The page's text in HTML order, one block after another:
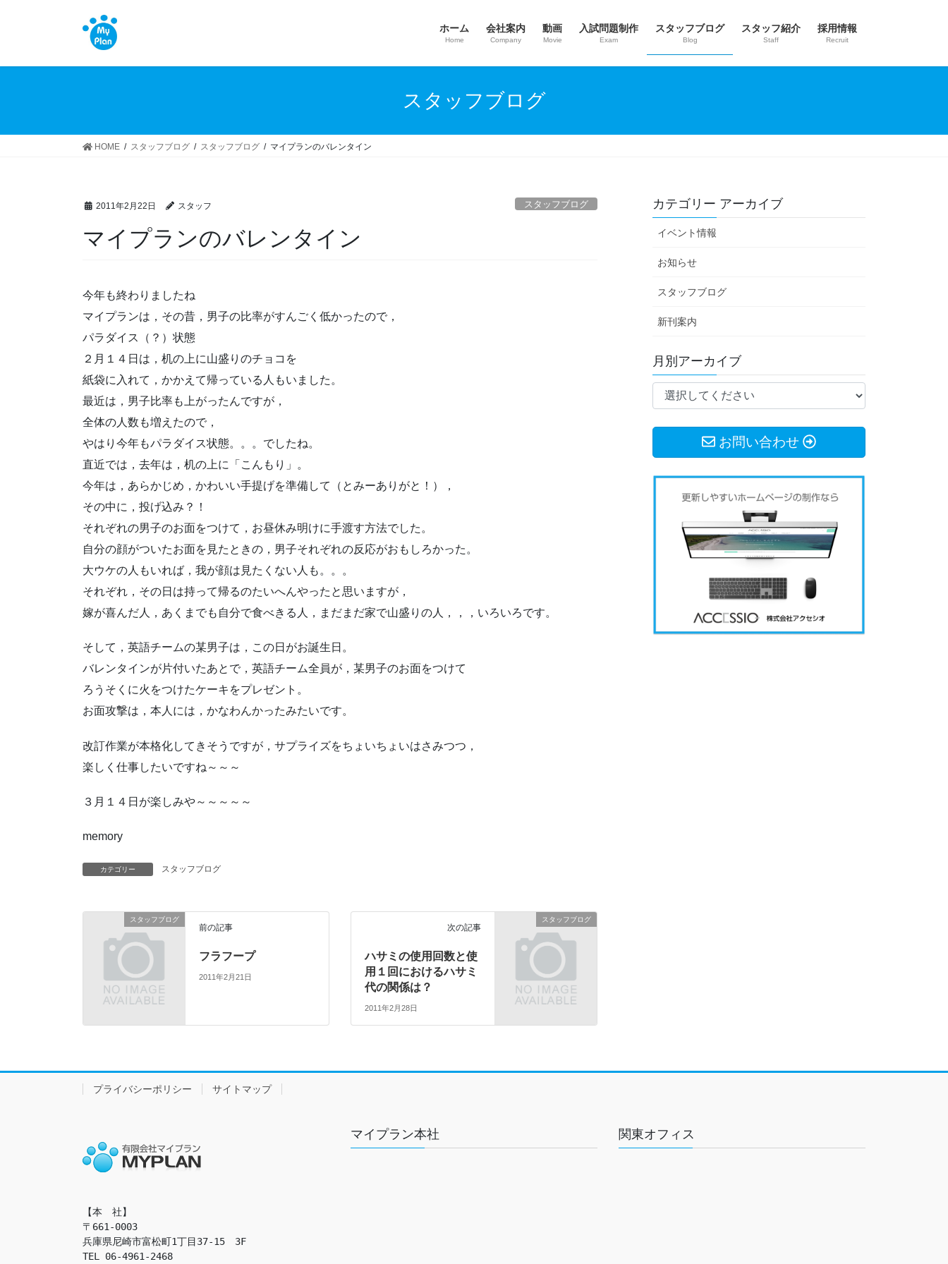
ホーム
Home
会社案内
Company
動画
Movie
入試問題制作
Exam
スタッフブログ
Blog
スタッフ紹介
Staff
採用情報
Recruit
スタッフブログ
HOME スタッフブログ スタッフブログ マイプランのバレンタイン
2011年2月22日 スタッフ スタッフブログ
マイプランのバレンタイン
今年も終わりましたね
マイプランは，その昔，男子の比率がすんごく低かったので，
パラダイス（？）状態
２月１４日は，机の上に山盛りのチョコを
紙袋に入れて，かかえて帰っている人もいました。
最近は，男子比率も上がったんですが，
全体の人数も増えたので，
やはり今年もパラダイス状態。。。でしたね。
直近では，去年は，机の上に「こんもり」。
今年は，あらかじめ，かわいい手提げを準備して（とみーありがと！），
その中に，投げ込み？！
それぞれの男子のお面をつけて，お昼休み明けに手渡す方法でした。
自分の顔がついたお面を見たときの，男子それぞれの反応がおもしろかった。
大ウケの人もいれば，我が顔は見たくない人も。。。
それぞれ，その日は持って帰るのたいへんやったと思いますが，
嫁が喜んだ人，あくまでも自分で食べきる人，まだまだ家で山盛りの人，，，いろいろです。
そして，英語チームの某男子は，この日がお誕生日。
バレンタインが片付いたあとで，英語チーム全員が，某男子のお面をつけて
ろうそくに火をつけたケーキをプレゼント。
お面攻撃は，本人には，かなわんかったみたいです。
改訂作業が本格化してきそうですが，サプライズをちょいちょいはさみつつ，
楽しく仕事したいですね～～～
３月１４日が楽しみや～～～～～
memory
カテゴリー スタッフブログ
スタッフブログ
前の記事
フラフープ
2011年2月21日
スタッフブログ
次の記事
ハサミの使用回数と使
用１回におけるハサミ
代の関係は？
2011年2月28日
カテゴリー アーカイブ
イベント情報
お知らせ
スタッフブログ
新刊案内
月別アーカイブ
お問い合わせ
プライバシーポリシー サイトマップ
【本　社】
〒661-0003
兵庫県尼崎市富松町1丁目37-15　3F
TEL 06-4961-2468
マイプラン本社 関東オフィス